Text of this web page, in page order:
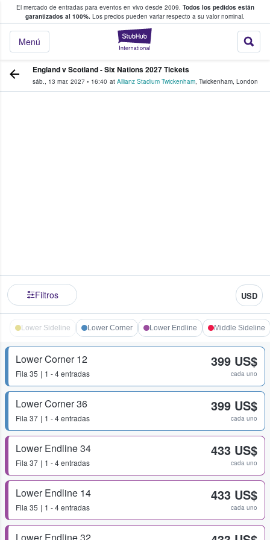
El mercado de entradas para eventos en vivo desde 2009. Todos los pedidos están
garantizados al 100%. Los precios pueden variar respecto a su valor nominal.
StubHub:
Menú
y venta de entradas entre fans
England v Scotland - Six Nations 2027 Tickets
sáb., 13 mar. 2027 • 16:40 at Allianz Stadium Twickenham, Twickenham, London
Filtros USD
Lower Sideline Lower Corner Lower Endline Middle Sideline
Lower Corner 12
Fila 35 1 - 4 entradas
399 US$
cada uno
Lower Corner 36
Fila 37 1 - 4 entradas
399 US$
cada uno
Lower Endline 34
Fila 37 1 - 4 entradas
433 US$
cada uno
Lower Endline 14
Fila 35 1 - 4 entradas
433 US$
cada uno